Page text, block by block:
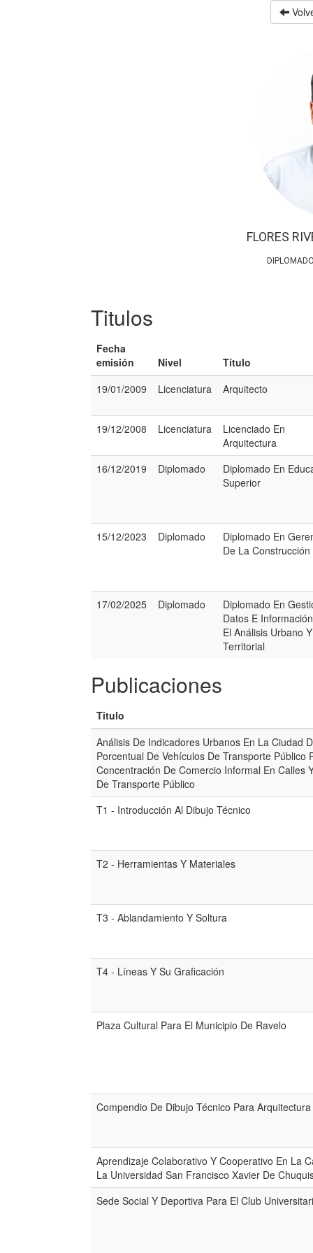
FLORES
Titulos
Fecha
emisión
Nivel
Título
19/01/2009
Licenciatura Arquitecto
19/12/2008 Licenciatura
Licenciado En
Arquitectura
16/12/2019
Diplomado
Diplomado En
Superior
15/12/2023 Diplomado
Diplomado En
De La Construcción
17/02/2025 Diplomado
Diplomado En
Datos E
El Análisis Urbano Y
Territorial
Publicaciones
Titulo
Análisis De Indicadores Urbanos En La Ciudad
Porcentual De Vehículos De Transporte Público
Concentración De Comercio Informal En Calles
De Transporte Público
T1 - Introducción Al Dibujo Técnico
T2 - Herramientas Y Materiales
T3 - Ablandamiento Y Soltura
T4 - Líneas Y Su Graficación
Plaza Cultural Para El Municipio De Ravelo
Compendio De Dibujo Técnico Para Arquitectura
Aprendizaje Colaborativo Y Cooperativo En La
La Universidad San Francisco Xavier De
Sede Social Y Deportiva Para El Club